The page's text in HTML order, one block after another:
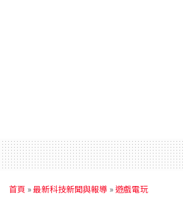
首頁 »最新科技新聞與報導 »遊戲電玩